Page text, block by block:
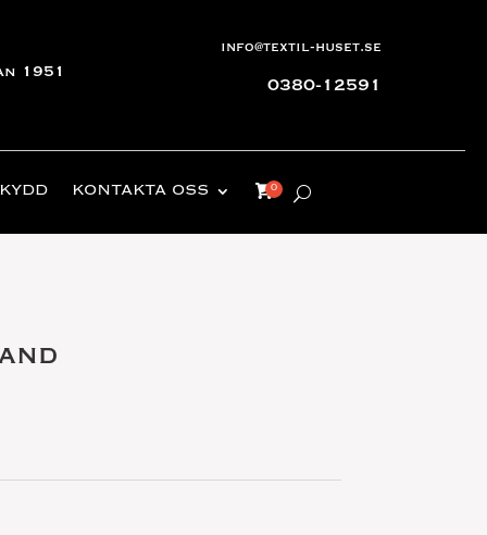
1951
info@textil-huset.se
0380-12591
KONTAKTA OSS